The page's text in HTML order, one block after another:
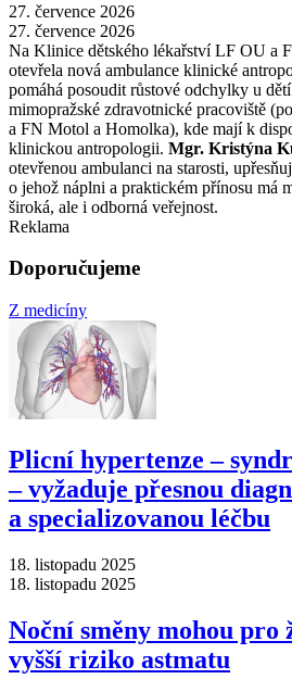
27. července 2026
27. července 2026
Na Klinice dětského lékařství LF OU a
otevřela nová ambulance klinické
pomáhá posoudit růstové odchylky u
mimopražské zdravotnické pracoviště
a FN Motol a Homolka), kde mají k
klinickou antropologii. Mgr. Kristýna
otevřenou ambulanci na starosti,
o jehož náplni a praktickém přínosu má
široká, ale i odborná veřejnost.
Reklama
Doporučujeme
Z medicíny
Plicní hypertenze –⁠
–⁠ vyžaduje přesnou
a specializovanou léčbu
18. listopadu 2025
18. listopadu 2025
Noční směny mohou pro
vyšší riziko astmatu